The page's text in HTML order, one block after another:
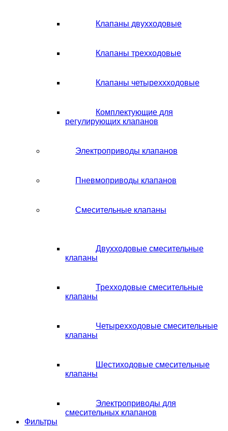
Клапаны двухходовые
Клапаны трехходовые
Клапаны четыреххходовые
Комплектующие для
регулирующих клапанов
Электроприводы клапанов
Пневмоприводы клапанов
Смесительные клапаны
Двухходовые смесительные
клапаны
Трехходовые смесительные
клапаны
Четырехходовые смесительные
клапаны
Шестиходовые смесительные
клапаны
Электроприводы для
смесительных клапанов
Фильтры